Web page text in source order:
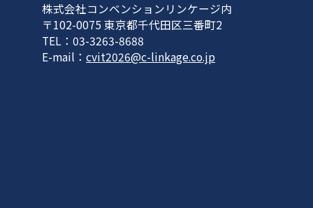
株式会社コンベンションリンケージ内
〒102-0075 東京都千代田区三番町2
TEL：03-3263-8688
E-mail： cvit2026@c-linkage.co.jp